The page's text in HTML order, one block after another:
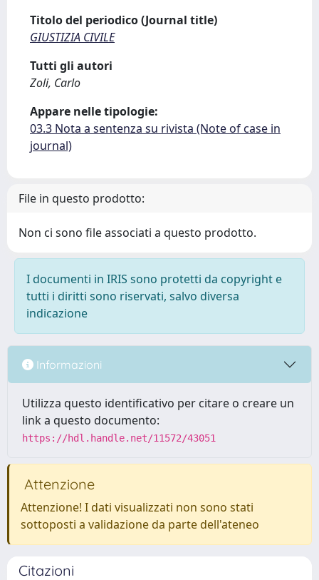
Titolo del periodico (Journal title)
GIUSTIZIA CIVILE
Tutti gli autori
Zoli, Carlo
Appare nelle tipologie:
03.3 Nota a sentenza su rivista (Note of case in
journal)
File in questo prodotto:
Non ci sono file associati a questo prodotto.
I documenti in IRIS sono protetti da copyright e
tutti i diritti sono riservati, salvo diversa
indicazione
Informazioni
Utilizza questo identificativo per citare o creare un
link a questo documento:
https://hdl.handle.net/11572/43051
Attenzione
Attenzione! I dati visualizzati non sono stati
sottoposti a validazione da parte dell'ateneo
Citazioni